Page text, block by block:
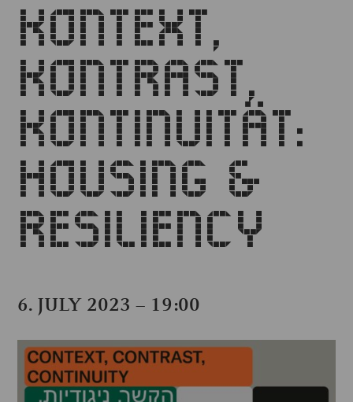
KONTEXT,
KONTRAST,
KONTINUITÄT:
HOUSING &
RESILIENCY
6. JULY 2023 – 19:00